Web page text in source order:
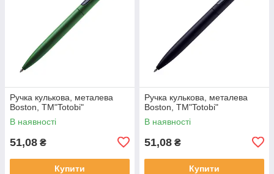
Ручка кулькова, металева
Boston, ТМ"Totobi"
В наявності
51,08 ₴
Купити
Ручка кулькова, металева
Boston, ТМ"Totobi"
В наявності
51,08 ₴
Купити